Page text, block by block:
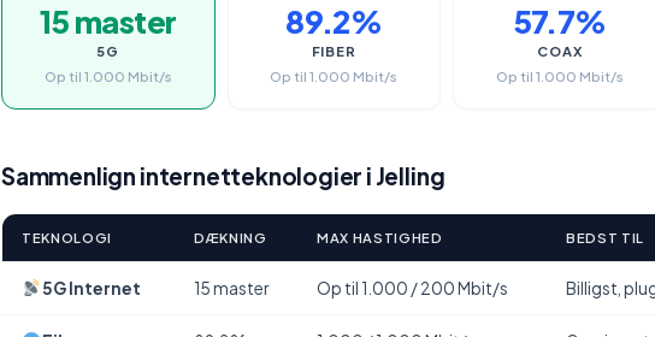
15 master
5G
Op til 1.000 Mbit/s
89.2%
FIBER
Op til 1.000 Mbit/s
57.7%
COAX
Op til 1.000 Mbit/s
Sammenlign internetteknologier i Jelling
TEKNOLOGI DÆKNING MAX HASTIGHED BEDST TIL
5G Internet 15 master Op til 1.000 / 200 Mbit/s Billigst,